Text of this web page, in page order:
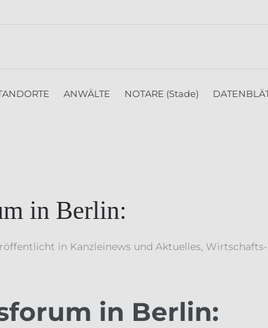
ANWÄLTE NOTARE (Stade)
in Berlin:
in Kanzleinews und Aktuelles,
in Berlin: